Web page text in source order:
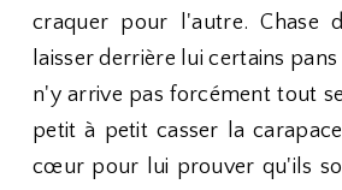
craquer pour l'autre. Chase
laisser derrière lui certains pans
n'y arrive pas forcément tout
petit à petit casser la
cœur pour lui prouver qu'ils